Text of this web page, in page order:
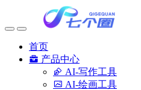
首页
产品中心
AI-写作工具
AI-绘画工具